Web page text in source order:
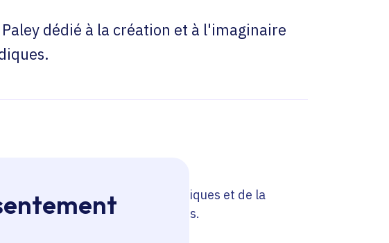
dédié à la création et à l'imaginaire
majeure des imaginaires ludiques et de la
d’objets personnels et figurines.